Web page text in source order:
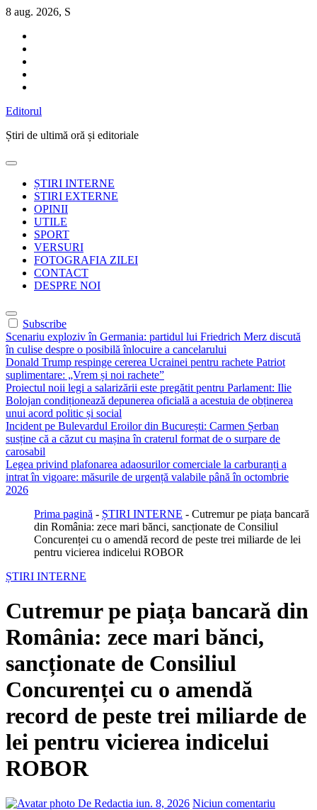
Sari
conținut
8 aug. 2026, S
Editorul
Știri de ultimă oră și editoriale
ȘTIRI INTERNE
STIRI EXTERNE
OPINII
UTILE
SPORT
VERSURI
FOTOGRAFIA ZILEI
CONTACT
DESPRE NOI
Subscribe
Scenariu exploziv în Germania: partidul lui Friedrich Merz discută
în culise despre o posibilă înlocuire a cancelarului
Donald Trump respinge cererea Ucrainei pentru rachete Patriot
suplimentare: „Vrem și noi rachete”
Proiectul noii legi a salarizării este pregătit pentru Parlament: Ilie
Bolojan condiționează depunerea oficială a acestuia de obținerea
unui acord politic și social
Incident pe Bulevardul Eroilor din București: Carmen Șerban
susține că a căzut cu mașina în craterul format de o surpare de
carosabil
Legea privind plafonarea adaosurilor comerciale la carburanți a
intrat în vigoare: măsurile de urgență valabile până în octombrie
2026
Prima pagină - ȘTIRI INTERNE - Cutremur pe piața bancară
din România: zece mari bănci, sancționate de Consiliul
Concurenței cu o amendă record de peste trei miliarde de lei
pentru vicierea indicelui ROBOR
ȘTIRI INTERNE
Cutremur pe piața bancară din
România: zece mari bănci,
sancționate de Consiliul
Concurenței cu o amendă
record de peste trei miliarde de
lei pentru vicierea indicelui
ROBOR
De Redactia iun. 8, 2026 Niciun comentariu